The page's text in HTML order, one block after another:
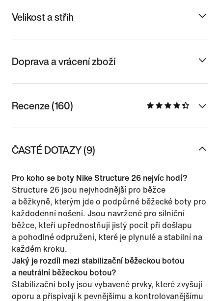
Velikost a střih
Doprava a vrácení zboží
Recenze (160)
ČASTÉ DOTAZY (9)
Pro koho se boty Nike Structure 26 nejvíc hodí?
Structure 26 jsou nejvhodnější pro běžce
a běžkyně, kterým jde o podpůrné běžecké boty pro
každodenní nošení. Jsou navržené pro silniční
běžce, kteří upřednostňují jistý pocit při došlapu
a pohodlné odpružení, které je plynulé a stabilní na
každém kroku.
Jaký je rozdíl mezi stabilizační běžeckou botou
a neutrální běžeckou botou?
Stabilizační boty jsou vybavené prvky, které zvyšují
oporu a přispívají k pevnějšímu a kontrolovanějšímu